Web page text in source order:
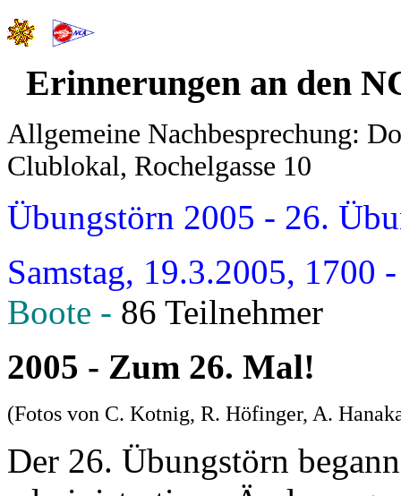
Erinnerungen an den
Allgemeine Nachbesprechung:
Clublokal, Rochelgasse 10
Übungstörn 2005 - 26.
Samstag, 19.3.2005, 1700
Boote - 86 Teilnehmer
2005 - Zum 26. Mal!
(Fotos von C. Kotnig, R. Höfinger, A.
Der 26. Übungstörn